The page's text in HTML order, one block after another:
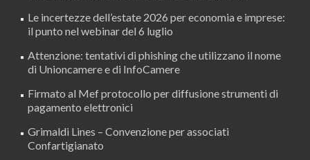
Le incertezze dell’estate 2026 per economia e imprese:
il punto nel webinar del 6 luglio
Attenzione: tentativi di phishing che utilizzano il nome
di Unioncamere e di InfoCamere
Firmato al Mef protocollo per diffusione strumenti di
pagamento elettronici
Grimaldi Lines – Convenzione per associati
Confartigianato